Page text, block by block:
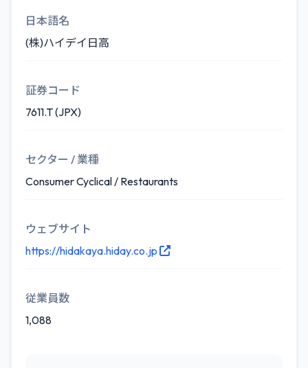
日本語名
(株)ハイデイ日高
証券コード
7611.T (JPX)
セクター / 業種
Consumer Cyclical / Restaurants
ウェブサイト
https://hidakaya.hiday.co.jp
従業員数
1,088